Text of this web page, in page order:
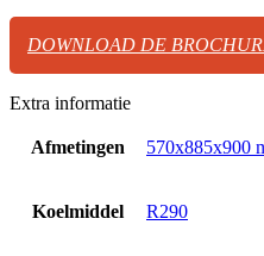
DOWNLOAD DE
Extra informatie
Afmetingen 570x885x900
Koelmiddel R290